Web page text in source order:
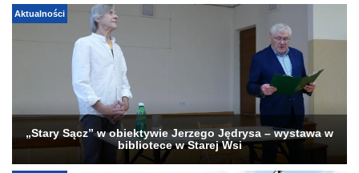
Aktualności
„Stary Sącz” w obiektywie Jerzego Jędrysa – wystawa w
bibliotece w Starej Wsi